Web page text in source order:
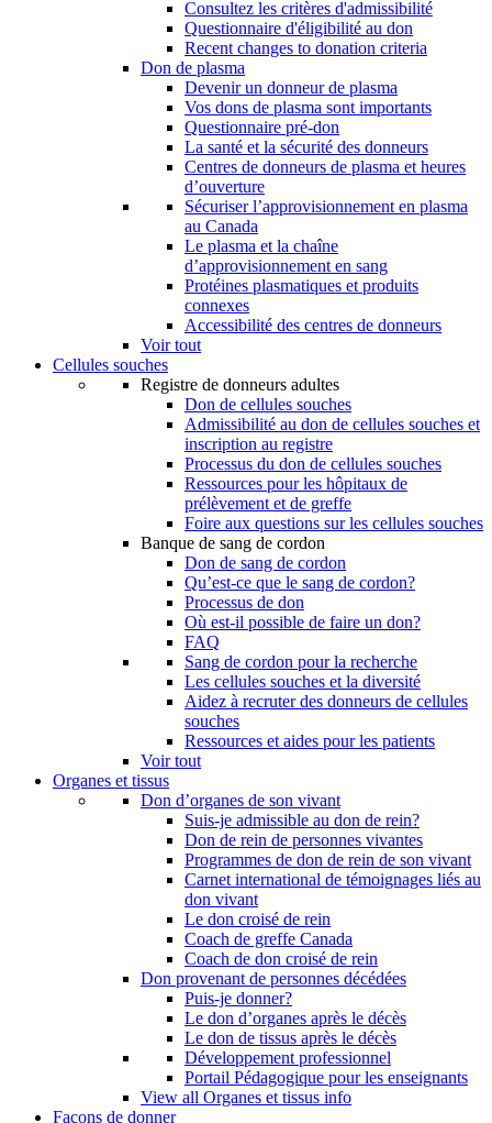
Consultez les critères d'admissibilité
Questionnaire d'éligibilité au don
Recent changes to donation criteria
Don de plasma
Devenir un donneur de plasma
Vos dons de plasma sont importants
Questionnaire pré-don
La santé et la sécurité des donneurs
Centres de donneurs de plasma et heures
d’ouverture
Sécuriser l’approvisionnement en plasma
au Canada
Le plasma et la chaîne
d’approvisionnement en sang
Protéines plasmatiques et produits
connexes
Accessibilité des centres de donneurs
Voir tout
Cellules souches
Registre de donneurs adultes
Don de cellules souches
Admissibilité au don de cellules souches et
inscription au registre
Processus du don de cellules souches
Ressources pour les hôpitaux de
prélèvement et de greffe
Foire aux questions sur les cellules souches
Banque de sang de cordon
Don de sang de cordon
Qu’est-ce que le sang de cordon?
Processus de don
Où est-il possible de faire un don?
FAQ
Sang de cordon pour la recherche
Les cellules souches et la diversité
Aidez à recruter des donneurs de cellules
souches
Ressources et aides pour les patients
Voir tout
Organes et tissus
Don d’organes de son vivant
Suis-je admissible au don de rein?
Don de rein de personnes vivantes
Programmes de don de rein de son vivant
Carnet international de témoignages liés au
don vivant
Le don croisé de rein
Coach de greffe Canada
Coach de don croisé de rein
Don provenant de personnes décédées
Puis-je donner?
Le don d’organes après le décès
Le don de tissus après le décès
Développement professionnel
Portail Pédagogique pour les enseignants
View all Organes et tissus info
Façons de donner